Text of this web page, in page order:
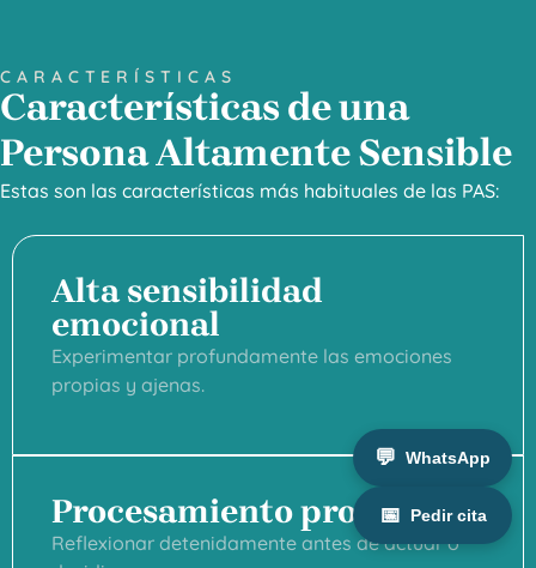
CARACTERÍSTICAS
Características de una
Persona Altamente Sensible
Estas son las características más habituales de las PAS:
Alta sensibilidad
emocional
Experimentar profundamente las emociones
propias y ajenas.
Procesamiento profundo
Reflexionar detenidamente antes de actuar o
💬 WhatsApp
📅 Pedir cita